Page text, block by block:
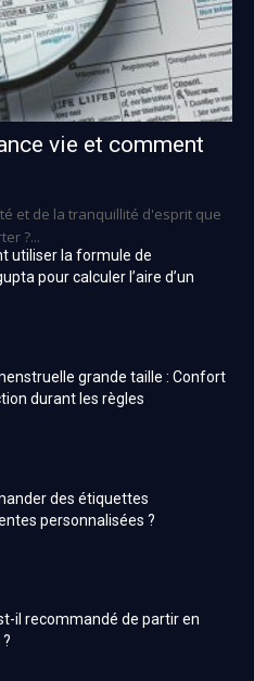
vie et comment
et de la tranquillité d'esprit que
?...
utiliser la formule de
pour calculer l’aire d’un
grande taille : Confort
durant les règles
des étiquettes
personnalisées ?
il recommandé de partir en